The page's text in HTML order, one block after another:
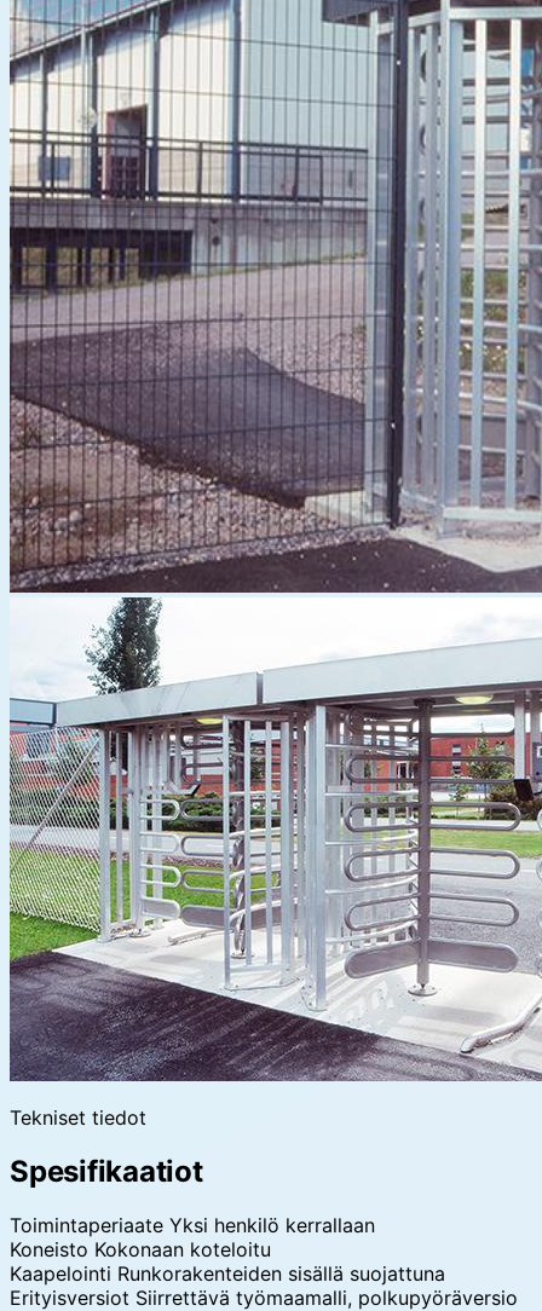
Tekniset tiedot
Spesifikaatiot
Toimintaperiaate Yksi henkilö kerrallaan
Koneisto Kokonaan koteloitu
Kaapelointi Runkorakenteiden sisällä suojattuna
Erityisversiot Siirrettävä työmaamalli, polkupyöräversio